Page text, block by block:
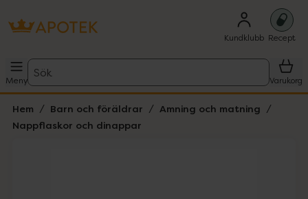
Kundklubb Recept
Meny
Sök
Varukorg
Hem Barn och föräldrar
Amning och matning
Nappflaskor och dinappar